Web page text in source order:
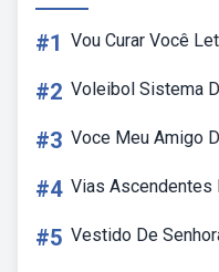
#1 Vou Curar Você
#2 Voleibol Sistema
#3 Voce Meu Amigo
#4 Vias Ascendentes
#5 Vestido De